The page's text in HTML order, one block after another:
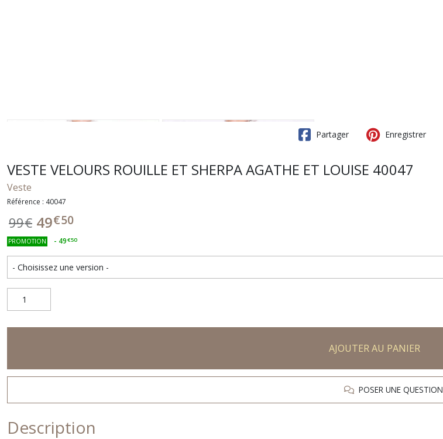
Partager Enregistrer
VESTE VELOURS ROUILLE ET SHERPA AGATHE ET LOUISE 40047
Veste
Référence : 40047
99€ 49€50
PROMOTION - 49€50
AJOUTER AU PANIER
POSER UNE QUESTION
Description